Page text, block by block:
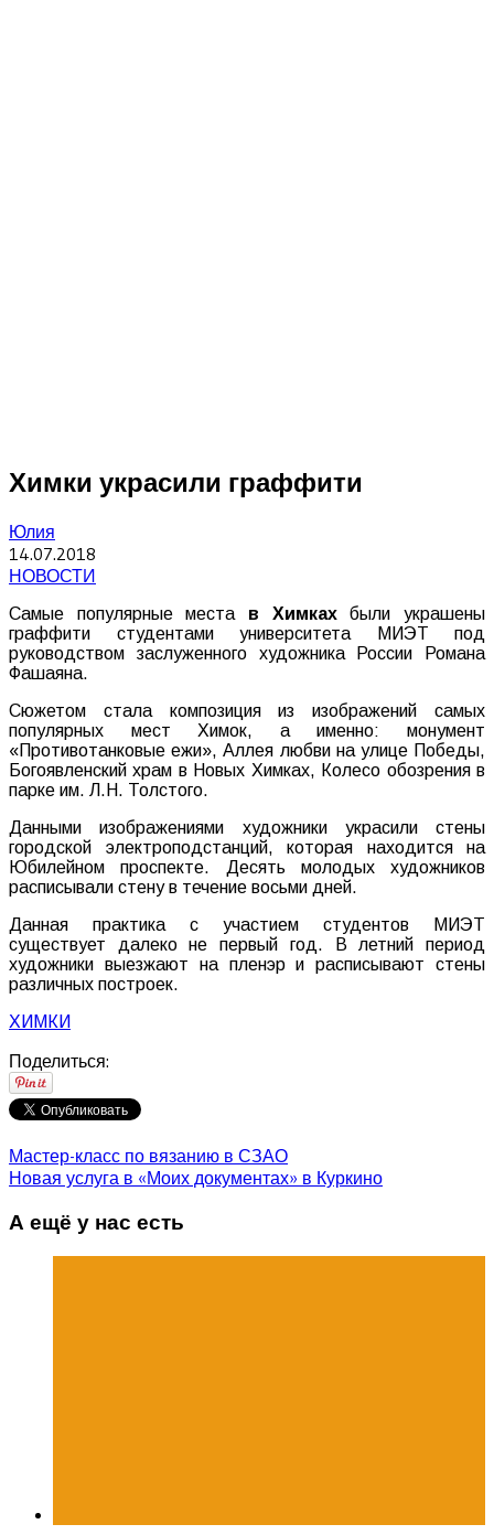
Химки украсили граффити
Юлия
14.07.2018
НОВОСТИ
Самые популярные места в Химкахбыли украшены
граффити студентами университета МИЭТ под
руководством заслуженного художника России Романа
Фашаяна.
Сюжетом стала композиция из изображений самых
популярных мест Химок, а именно: монумент
«Противотанковые ежи», Аллея любви на улице Победы,
Богоявленский храм в Новых Химках, Колесо обозрения в
парке им. Л.Н. Толстого.
Данными изображениями художники украсили стены
городской электроподстанций, которая находится на
Юбилейном проспекте. Десять молодых художников
расписывали стену в течение восьми дней.
Данная практика с участием студентов МИЭТ
существует далеко не первый год. В летний период
художники выезжают на пленэр и расписывают стены
различных построек.
ХИМКИ
Поделиться:
Мастер-класс по вязанию в СЗАО
Новая услуга в «Моих документах» в Куркино
А ещё у нас есть